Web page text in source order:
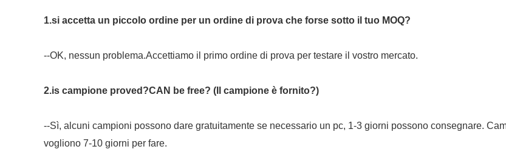
1.si accetta un piccolo ordine per un ordine di prova che forse sotto il tuo MOQ?
--OK, nessun problema.Accettiamo il primo ordine di prova per testare il vostro mercato.
2.is campione proved?CAN be free? (Il campione è fornito?)
--Sì, alcuni campioni possono dare gratuitamente se necessario un pc, 1-3 giorni possono consegnare.
vogliono 7-10 giorni per fare.